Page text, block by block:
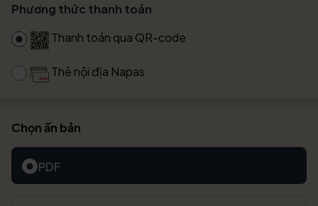
Phương thức thanh toán
Thanh toán qua QR-code
Thẻ nội địa Napas
Chọn ấn bản
PDF